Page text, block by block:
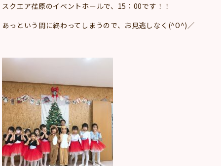
スクエア荏原のイベントホールで、15：00です！！
あっという間に終わってしまうので、お見逃しなく(^O^)／